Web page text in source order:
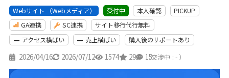
Webサイト （Webメディア） 受付中 本人確認
PICKUP
GA連携
SC連携
サイト移行代行無料
アクセス横ばい
売上横ばい 購入後のサポートあり
2026/04/16 2026/07/12 1574 29 15
（交渉中 : - ）